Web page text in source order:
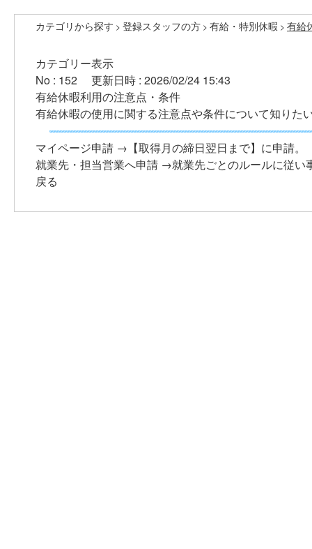
カテゴリから探す > 登録スタッフの方 > 有給・特別休暇 > 有給
カテゴリー表示
No : 152
更新日時 : 2026/02/24 15:43
有給休暇利用の注意点・条件
有給休暇の使用に関する注意点や条件について知りた
マイページ申請 →【取得月の締日翌日まで】に申請。
就業先・担当営業へ申請 →就業先ごとのルールに従い
戻る